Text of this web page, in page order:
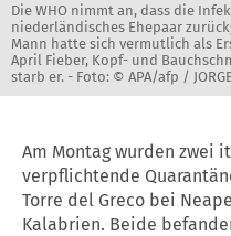
Die WHO nimmt an, dass die
niederländisches Ehepaar
Mann hatte sich vermutlich als
April Fieber, Kopf- und
starb er. - Foto: © APA/afp /
Am Montag wurden zwei
verpflichtende
Torre del Greco bei
Kalabrien. Beide